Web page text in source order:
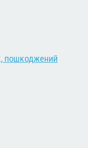
пошкоджений